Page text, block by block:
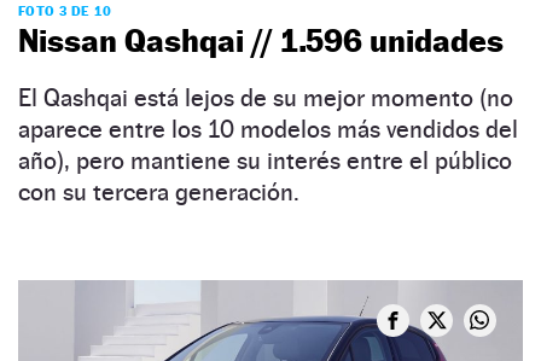
FOTO 3 DE 10
Nissan Qashqai // 1.596 unidades
El Qashqai está lejos de su mejor momento (no
aparece entre los 10 modelos más vendidos del
año), pero mantiene su interés entre el público
con su tercera generación.